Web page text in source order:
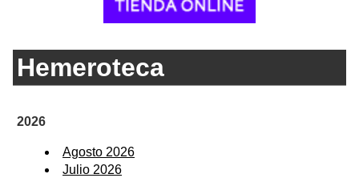
Hemeroteca
2026
Agosto 2026
Julio 2026